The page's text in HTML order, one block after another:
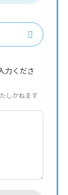
力くださ
しかねます